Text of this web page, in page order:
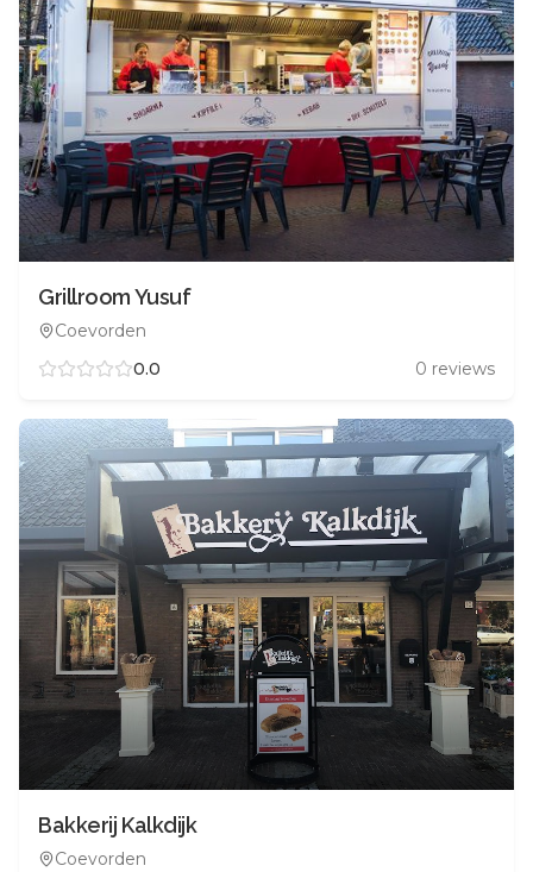
Grillroom Yusuf
Coevorden
0.0
0 reviews
Bakkerij Kalkdijk
Coevorden